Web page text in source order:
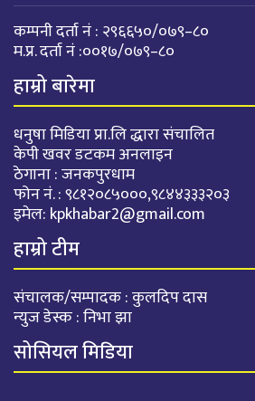
कम्पनी दर्ता नं : २९६६५०/०७९–८०
म.प्र. दर्ता नं :००१७/०७९–८०
हाम्रो बारेमा
धनुषा मिडिया प्रा.लि द्धारा संचालित
केपी खवर डटकम अनलाइन
ठेगाना : जनकपुरधाम
फोन नं. : ९८१२०८५०००,९८४४३३३२०३
इमेल: kpkhabar2@gmail.com
हाम्रो टीम
संचालक/सम्पादक : कुलदिप दास
न्युज डेस्क : निभा झा
सोसियल मिडिया